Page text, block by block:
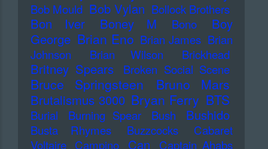
Bob Mould Bob Vylan Bollock Brothers
Bon Iver Boney M Bono
Boy
George Brian Eno Brian James Brian
Johnson
Brian Wilson Brickhead
Britney Spears Broken Social Scene
Bruce Springsteen Bruno Mars
Brutalismus 3000 Bryan Ferry BTS
Burial Burning Spear Bush Bushido
Busta Rhymes Buzzcocks
Cabaret
Voltaire Campino Can
Captain Ahabs